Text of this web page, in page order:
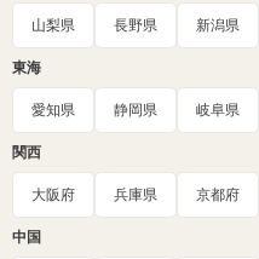
山梨県 長野県 新潟県
東海
愛知県 静岡県 岐阜県
関西
大阪府 兵庫県 京都府
中国